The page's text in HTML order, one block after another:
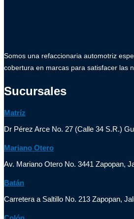
Somos una refaccionaria automotriz
cobertura en marcas para satisfacer las
Sucursales
Matríz
Dr Pérez Arce No. 27 (Calle 34 S.R.)
Mariano Otero
Av. Mariano Otero No. 3441 Zapopan,
Batán
Carretera a Saltillo No. 213 Zapopan,